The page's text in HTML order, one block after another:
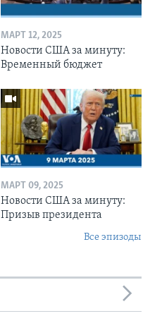
МАРТ 12, 2025
Новости США за минуту:
Временный бюджет
МАРТ 09, 2025
Новости США за минуту:
Призыв президента
Все эпизоды